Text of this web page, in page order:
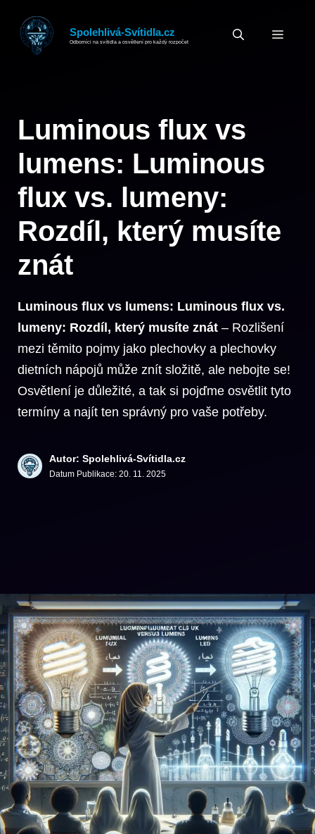
obsah
Spolehlivá-Svítidla.cz
Odborníci na svítidla a osvětlení pro každý rozpočet
Luminous flux vs
lumens: Luminous
flux vs. lumeny:
Rozdíl, který musíte
znát
Luminous flux vs lumens: Luminous flux vs.
lumeny: Rozdíl, který musíte znát – Rozlišení
mezi těmito pojmy jako plechovky a plechovky
dietních nápojů může znít složitě, ale nebojte se!
Osvětlení je důležité, a tak si pojďme osvětlit tyto
termíny a najít ten správný pro vaše potřeby.
Autor: Spolehlivá-Svítidla.cz
Datum Publikace: 20. 11. 2025